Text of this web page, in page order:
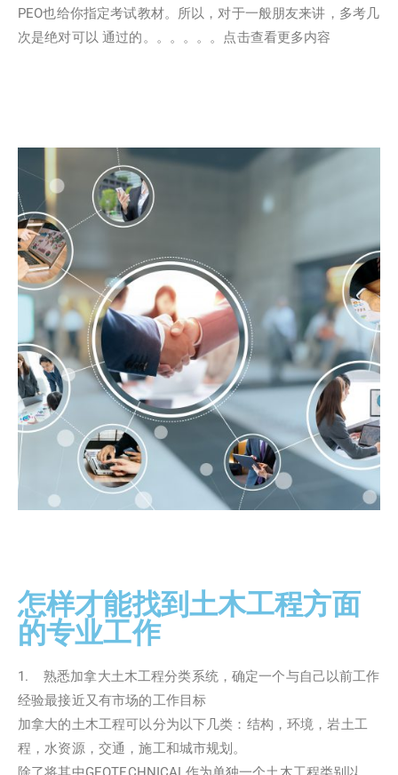
PEO也给你指定考试教材。所以，对于一般朋友来讲，多考几
次是绝对可以 通过的。。。。。。 点击查看更多内容
怎样才能找到土木工程方面
的专业工作
1. 熟悉加拿大土木工程分类系统，确定一个与自己以前工作
经验最接近又有市场的工作目标
加拿大的土木工程可以分为以下几类：结构，环境，岩土工
程，水资源，交通，施工和城市规划。